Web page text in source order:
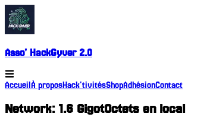
Asso' HackGyver 2.0
Accueil À proposHack'tivitésShopAdhésionContact
Network: 1.6 GigotOctets en local